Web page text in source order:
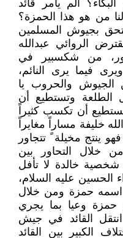
ألم يأمر قائد
9) وإذا سألنا من هو هذا الحمزة؟
بجيوش المسلمين
الروائي عبدالله
من شكسبير في
فيما يرى النائم،
الجيوش والحروب يا
الطلعة وتستطيع أن
أن تكسب كثيراً
خليفة مساراً مغايراً
ينتج مخيلة ً تتجاور
خلال التحاور بين
خالدة لا تأفل
عليه السلام،
حمزة ومن خلال
حمزة وعيا بما يجري
القائد في جيش
الكبير بين القائد